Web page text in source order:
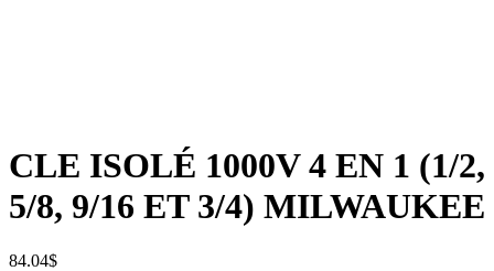
CLE ISOLÉ 1000V 4 EN 1 (1/2,
5/8, 9/16 ET 3/4) MILWAUKEE
84.04$